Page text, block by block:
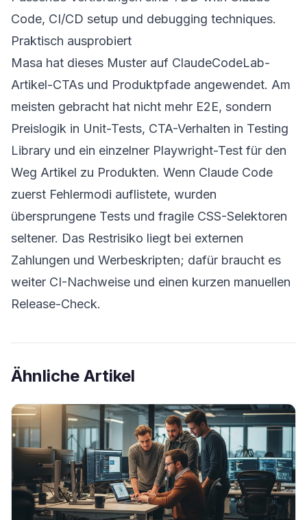
Code, CI/CD setup und debugging techniques.
Praktisch ausprobiert
Masa hat dieses Muster auf ClaudeCodeLab-
Artikel-CTAs und Produktpfade angewendet. Am
meisten gebracht hat nicht mehr E2E, sondern
Preislogik in Unit-Tests, CTA-Verhalten in Testing
Library und ein einzelner Playwright-Test für den
Weg Artikel zu Produkten. Wenn Claude Code
zuerst Fehlermodi auflistete, wurden
übersprungene Tests und fragile CSS-Selektoren
seltener. Das Restrisiko liegt bei externen
Zahlungen und Werbeskripten; dafür braucht es
weiter CI-Nachweise und einen kurzen manuellen
Release-Check.
Ähnliche Artikel